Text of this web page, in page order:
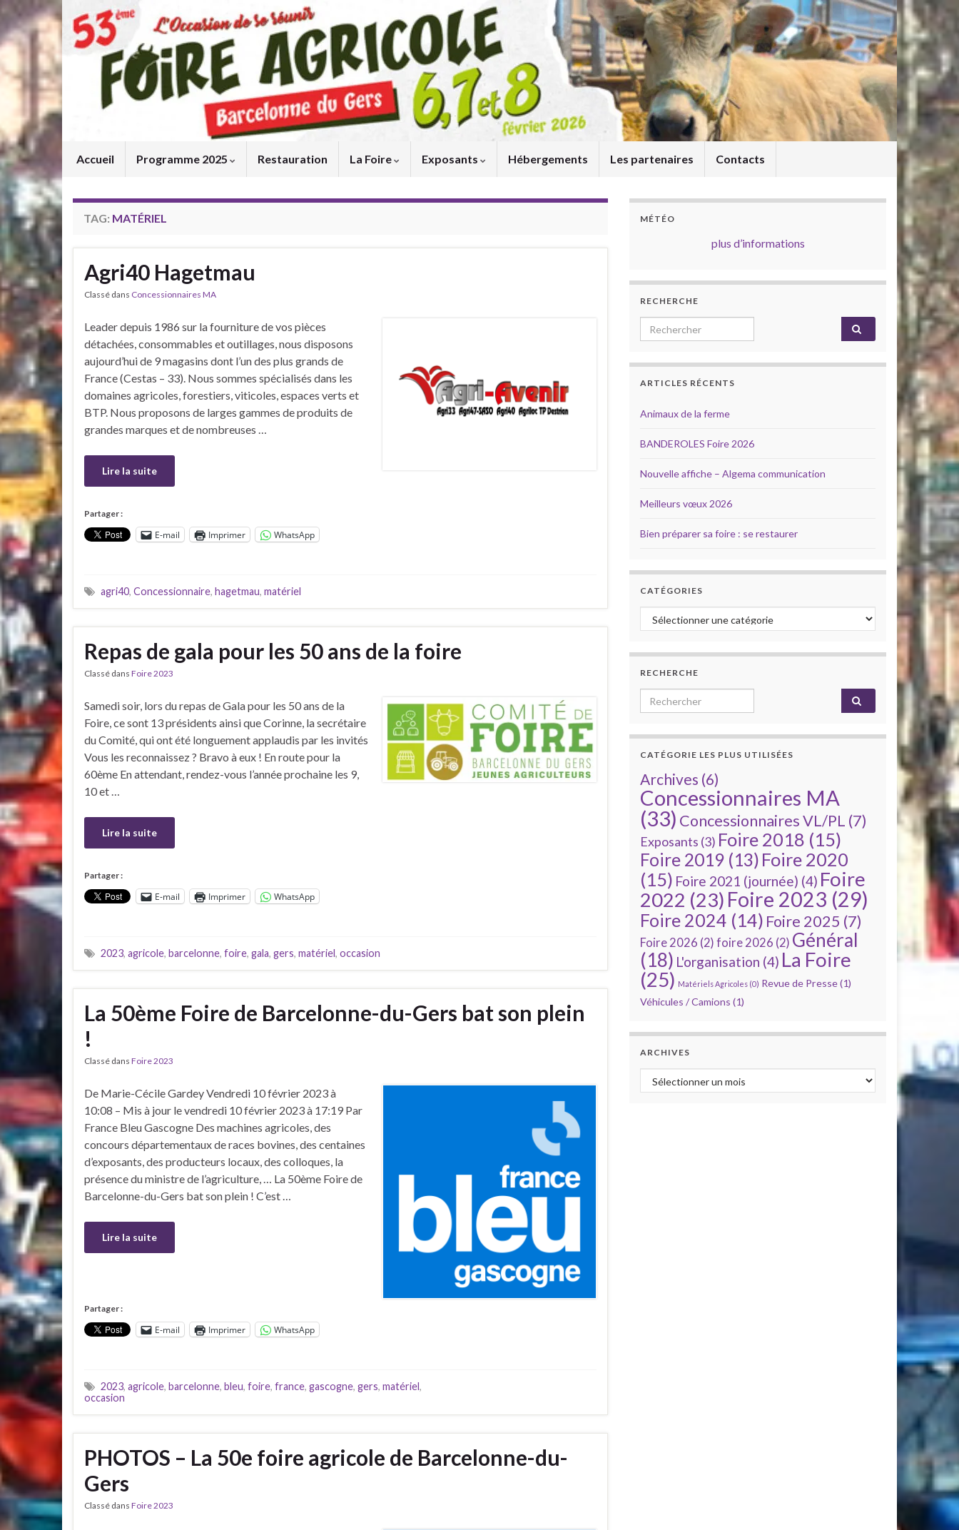
Accueil Programme 2025 Restauration La Foire Exposants Hébergements Les partenaires Contacts
TAG: MATÉRIEL
Agri40 Hagetmau
Classé dans Concessionnaires MA
Leader depuis 1986 sur la fourniture de vos pièces
détachées, consommables et outillages, nous disposons
aujourd’hui de 9 magasins dont l’un des plus grands de
France (Cestas – 33). Nous sommes spécialisés dans les
domaines agricoles, forestiers, viticoles, espaces verts et
BTP. Nous proposons de larges gammes de produits de
grandes marques et de nombreuses …
Lire la suite
Partager :
E-mail Imprimer WhatsApp
agri40, Concessionnaire, hagetmau, matériel
Repas de gala pour les 50 ans de la foire
Classé dans Foire 2023
Samedi soir, lors du repas de Gala pour les 50 ans de la
Foire, ce sont 13 présidents ainsi que Corinne, la secrétaire
du Comité, qui ont été longuement applaudis par les invités
Vous les reconnaissez ? Bravo à eux ! En route pour la
60ème En attendant, rendez-vous l’année prochaine les 9,
10 et …
Lire la suite
Partager :
E-mail Imprimer WhatsApp
2023, agricole, barcelonne, foire, gala, gers, matériel, occasion
La 50ème Foire de Barcelonne-du-Gers bat son plein
!
Classé dans Foire 2023
De Marie-Cécile Gardey Vendredi 10 février 2023 à
10:08 – Mis à jour le vendredi 10 février 2023 à 17:19 Par
France Bleu Gascogne Des machines agricoles, des
concours départementaux de races bovines, des centaines
d’exposants, des producteurs locaux, des colloques, la
présence du ministre de l’agriculture, … La 50ème Foire de
Barcelonne-du-Gers bat son plein ! C’est …
Lire la suite
Partager :
E-mail Imprimer WhatsApp
2023, agricole, barcelonne, bleu, foire, france, gascogne, gers, matériel,
occasion
PHOTOS – La 50e foire agricole de Barcelonne-du-
Gers
Classé dans Foire 2023
MÉTÉO
plus d’informations
RECHERCHE
Search for:
ARTICLES RÉCENTS
Animaux de la ferme
BANDEROLES Foire 2026
Nouvelle affiche – Algema communication
Meilleurs vœux 2026
Bien préparer sa foire : se restaurer
CATÉGORIES
Catégories
RECHERCHE
Search for:
CATÉGORIE LES PLUS UTILISÉES
Archives (6)
Concessionnaires MA
(33) Concessionnaires VL/PL (7)
Exposants (3) Foire 2018 (15)
Foire 2019 (13) Foire 2020
(15) Foire 2021 (journée) (4) Foire
2022 (23) Foire 2023 (29)
Foire 2024 (14) Foire 2025 (7)
Foire 2026 (2) foire 2026 (2) Général
(18) L'organisation (4) La Foire
(25) Matériels Agricoles (0) Revue de Presse(1)
Véhicules / Camions (1)
ARCHIVES
Archives